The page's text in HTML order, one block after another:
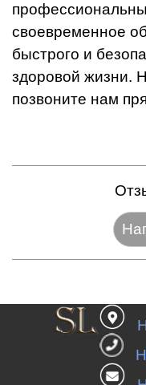
своевременное
быстрого и
здоровой жизни.
позвоните нам